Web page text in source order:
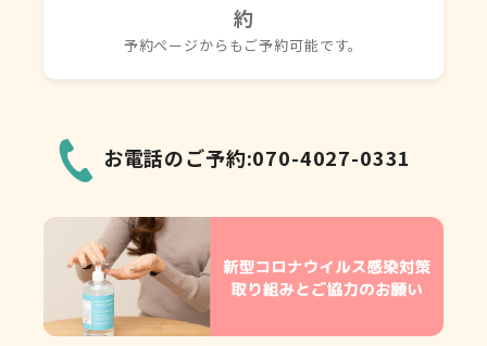
約
予約ページからもご予約可能です。
お電話のご予約:070-4027-0331